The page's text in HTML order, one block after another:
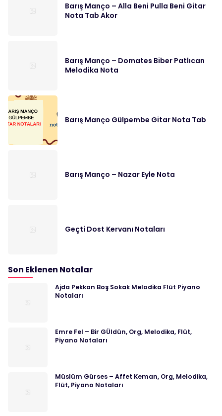
Barış Manço – Alla Beni Pulla Beni Gitar
Nota Tab Akor
Barış Manço – Domates Biber Patlıcan
Melodika Nota
Barış Manço Gülpembe Gitar Nota Tab
Barış Manço – Nazar Eyle Nota
Geçti Dost Kervanı Notaları
Son Eklenen Notalar
Ajda Pekkan Boş Sokak Melodika Flüt Piyano
Notaları
Emre Fel – Bir GÜldün, Org, Melodika, Flüt,
Piyano Notaları
Müslüm Gürses – Affet Keman, Org, Melodika,
Flüt, Piyano Notaları